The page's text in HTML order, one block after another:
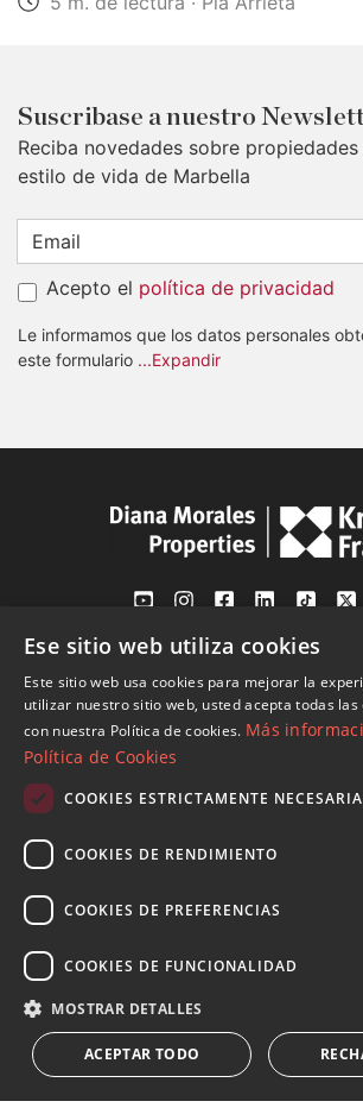
Suscribase a nuestro
Reciba novedades sobre
estilo de vida de Marbella
Acepto el política de privacidad
Le informamos que los datos personales
este formulario ...Expandir
Av. Canovas del Castillo 4
1st Floor, Office 3
29601 Marbella
Ver en mapa
Tel:+34 952 765 138
info@dmproperties.com
© Copyright 1989 - 2026 Diana Morales
Frank ·Términos y condiciones de uso
Web & SEO
Inmoba
Ese sitio web utiliza cookies
Este sitio web usa cookies para mejorar la
utilizar nuestro sitio web, usted acepta todas las
con nuestra Política de cookies. Más
Política de Cookies
COOKIES ESTRICTAMENTE
COOKIES DE RENDIMIENTO
COOKIES DE PREFERENCIAS
COOKIES DE FUNCIONALIDAD
MOSTRAR DETALLES
ACEPTAR TODO